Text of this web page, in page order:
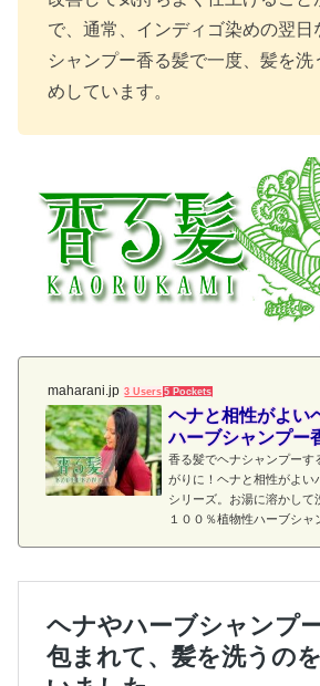
で、通常、インディゴ染めの翌日
シャンプー香る髪で一度、髪を洗
めしています。
maharani.jp 3 Users 5 Pockets
ヘナと相性がよい
ハーブシャンプー
香る髪でヘナシャンプーす
がりに！ヘナと相性がよい
シリーズ。お湯に溶かして
１００％植物性ハーブシャ